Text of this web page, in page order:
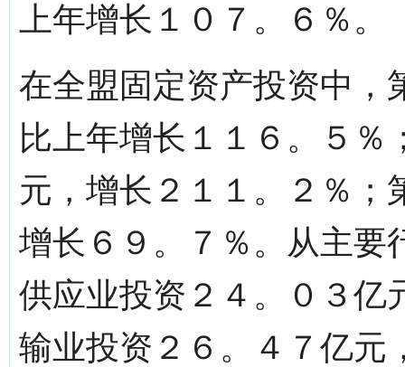
上年增长１０７。６％。
在全盟固定资产投资中，
比上年增长１１６。５
元，增长２１１。２％；
增长６９。７％。从主要
供应业投资２４。０３亿
输业投资２６。４７亿元